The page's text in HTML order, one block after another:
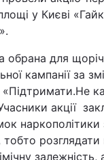
у Києві
обрана для
кампанії за
«Підтримати.Не
акції
наркополітики
залежність,